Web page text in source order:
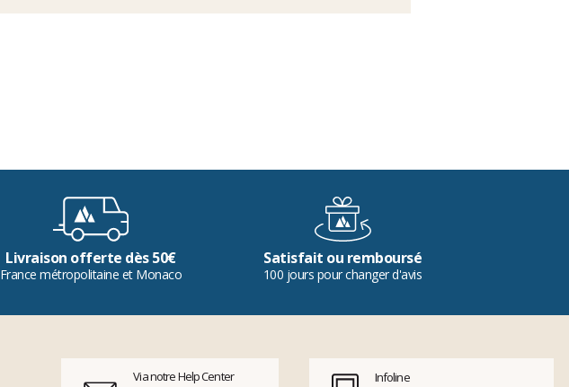
Livraison offerte dès 50€
France métropolitaine et Monaco
Satisfait ou remboursé
100 jours pour changer d'avis
Via notre Help Center Infoline